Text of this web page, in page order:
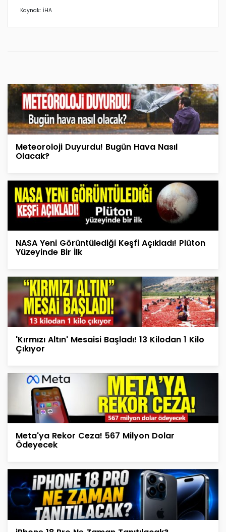
Kaynak: İHA
Meteoroloji Duyurdu! Bugün Hava Nasıl
Olacak?
NASA Yeni Görüntülediği Keşfi Açıkladı! Plüton
Yüzeyinde Bir İlk
'Kırmızı Altın' Mesaisi Başladı! 13 Kilodan 1 Kilo
Çıkıyor
Meta'ya Rekor Ceza! 567 Milyon Dolar
Ödeyecek